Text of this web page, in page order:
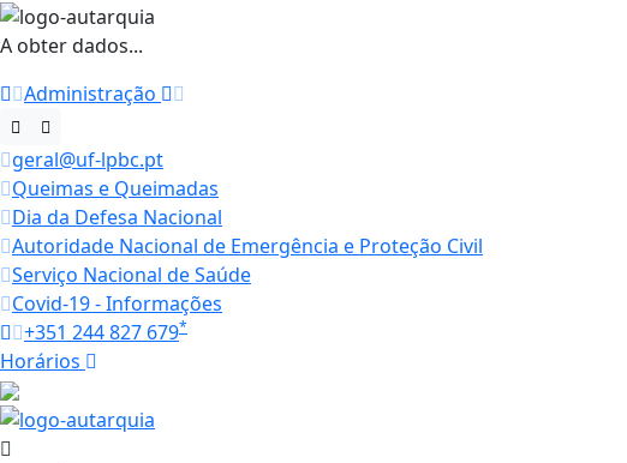
A obter dados...
Administração
geral@uf-lpbc.pt
Queimas e Queimadas
Dia da Defesa Nacional
Autoridade Nacional de Emergência e Proteção Civil
Serviço Nacional de Saúde
Covid-19 - Informações
+351 244 827 679*
Horários